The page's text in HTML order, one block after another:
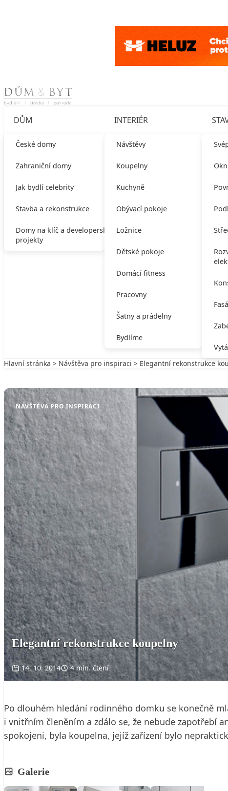
Skip to content
DŮM
České domy
Zahraniční domy
Jak bydlí celebrity
Stavba a rekonstrukce
Domy na klíč a developerské
projekty
INTERIÉR
Návštěvy
Koupelny
Kuchyně
Obývací pokoje
Ložnice
Dětské pokoje
Domácí fitness
Pracovny
Šatny a prádelny
Bydlíme
Hlavní stránka > Návštěva pro inspiraci > Elegantní rekonstrukce
NÁVŠTĚVA PRO INSPIRACI
Elegantní rekonstrukce koupelny
14. 10. 2014 4 min. čtení
Po dlouhém hledání rodinného domku se konečně
i vnitřním členěním a zdálo se, že nebude zapotřebí
spokojeni, byla koupelna, jejíž zařízení bylo
Galerie